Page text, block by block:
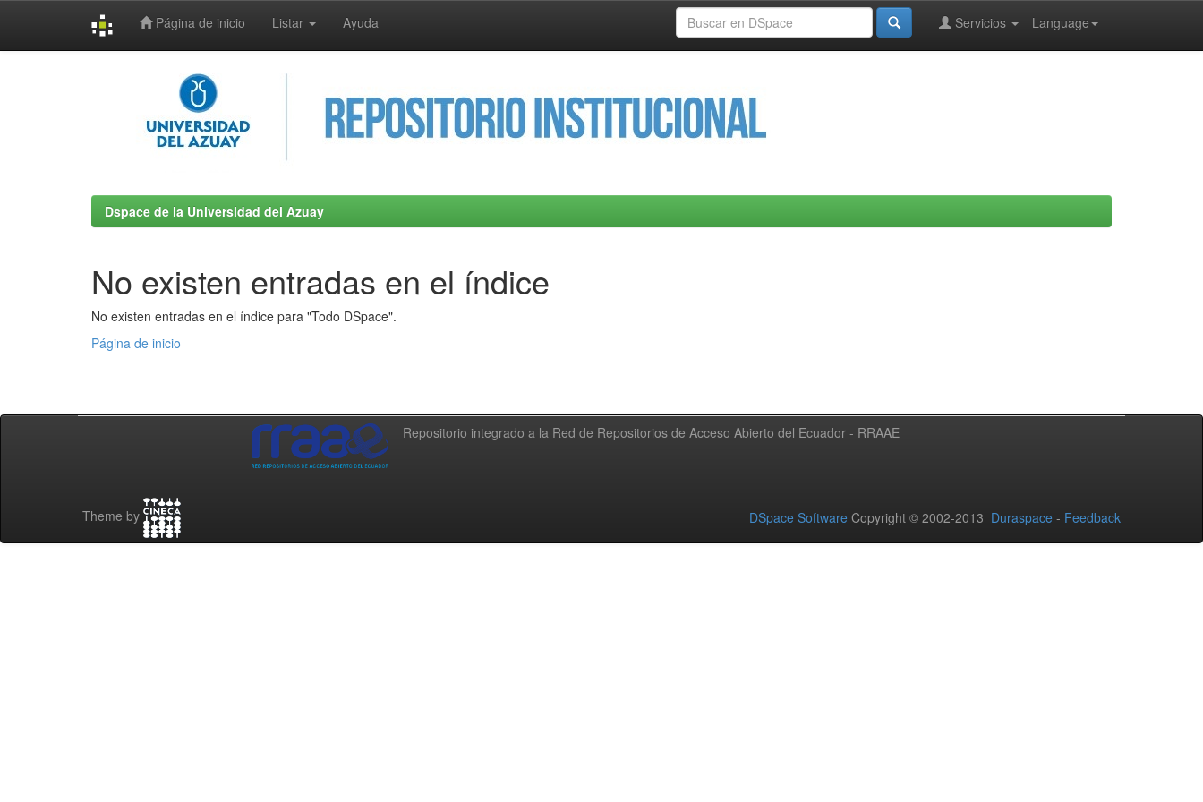
Página de inicio Listar Ayuda Language
Servicios
Dspace de la Universidad del Azuay
No existen entradas en el índice
No existen entradas en el índice para "Todo DSpace".
Página de inicio
Repositorio integrado a la Red de Repositorios de Acceso Abierto del Ecuador - RRAAE
Theme by DSpace Software Copyright © 2002-2013 Duraspace - Feedback